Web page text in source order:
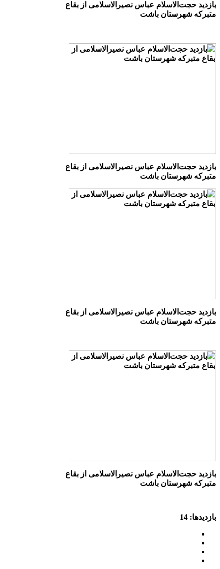
بازدید حجت‌الاسلام عباس نصیرالاسلامی از بقاع
متبرکه شهرستان باشت
بازدید حجت‌الاسلام عباس نصیرالاسلامی از بقاع
متبرکه شهرستان باشت
بازدید حجت‌الاسلام عباس نصیرالاسلامی از بقاع
متبرکه شهرستان باشت
بازدید حجت‌الاسلام عباس نصیرالاسلامی از بقاع
متبرکه شهرستان باشت
بازدیدها: 14